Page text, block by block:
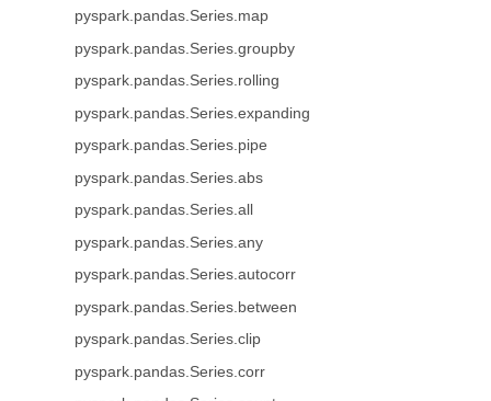
pyspark.pandas.Series.map
pyspark.pandas.Series.groupby
pyspark.pandas.Series.rolling
pyspark.pandas.Series.expanding
pyspark.pandas.Series.pipe
pyspark.pandas.Series.abs
pyspark.pandas.Series.all
pyspark.pandas.Series.any
pyspark.pandas.Series.autocorr
pyspark.pandas.Series.between
pyspark.pandas.Series.clip
pyspark.pandas.Series.corr